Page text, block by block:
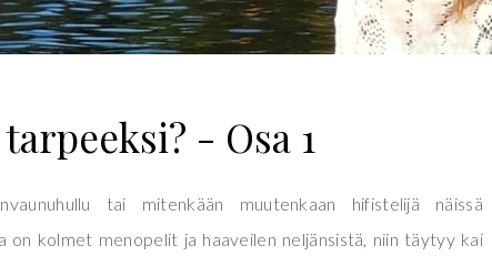
- Osa 1
tai mitenkään muutenkaan hifistelijä näissä
kolmet menopelit ja haaveilen neljänsistä, niin täytyy kai